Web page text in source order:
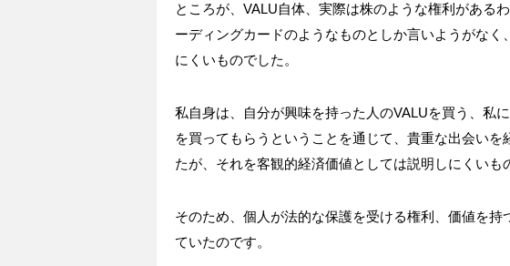
ところが、 VALU自体、実際は株のような権利がある
ーディングカードのようなものとしか言いようがな
にくいものでした。
私自身は、自分が興味を持った人のVALUを買う、私
を買ってもらうということを通じて、貴重な出会い
たが、それを客観的経済価値としては説明しにくいも
そのため、個人が法的な保護を受ける権利、価値を
ていたのです。